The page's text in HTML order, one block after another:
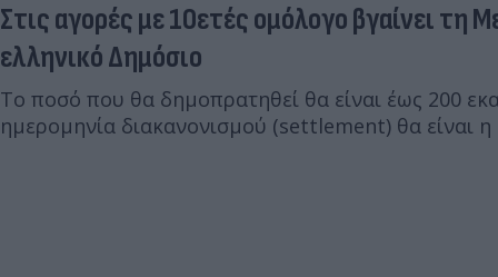
Στις αγορές με 10ετές ομόλογο βγαίνει τη
ελληνικό Δημόσιο
Το ποσό που θα δημοπρατηθεί θα είναι έως 200
ημερομηνία διακανονισμού (settlement) θα είναι